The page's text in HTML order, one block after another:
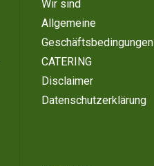
Wir sind
Allgemeine
Geschäftsbedingungen
CATERING
Disclaimer
Datenschutzerklärung